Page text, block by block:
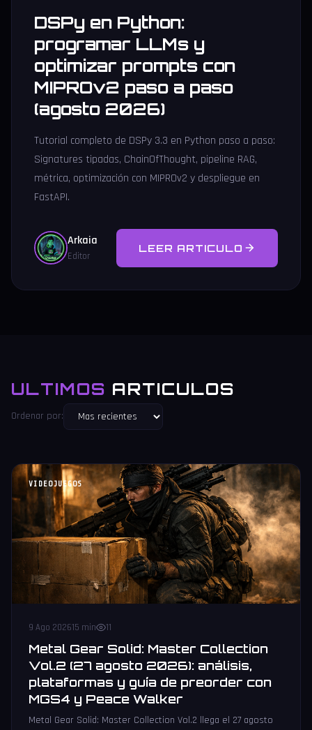
DSPy en Python:
programar LLMs y
optimizar prompts con
MIPROv2 paso a paso
(agosto 2026)
Tutorial completo de DSPy 3.3 en Python paso a paso:
Signatures tipadas, ChainOfThought, pipeline RAG,
métrica, optimización con MIPROv2 y despliegue en
FastAPI.
Arkaia
Editor
LEER ARTICULO
ULTIMOS ARTICULOS
Ordenar por:
VIDEOJUEGOS
9 Ago 202615 min 11
Metal Gear Solid: Master Collection
Vol.2 (27 agosto 2026): análisis,
plataformas y guía de preorder con
MGS4 y Peace Walker
Metal Gear Solid: Master Collection Vol.2 llega el 27 agosto